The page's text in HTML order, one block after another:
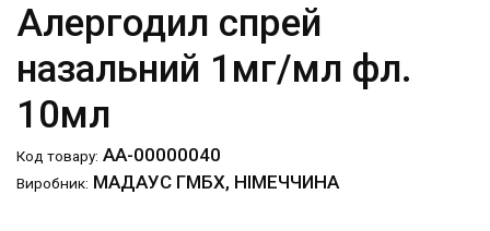
Алергодил спрей
назальний 1мг/мл фл.
10мл
Код товару: АА-00000040
Виробник: МАДАУС ГМБХ, НІМЕЧЧИНА